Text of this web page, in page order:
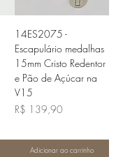
14ES2075 -
Escapulário medalhas
15mm Cristo Redentor
e Pão de Açúcar na
V15
Preço
R$ 139,90
Adicionar ao carrinho